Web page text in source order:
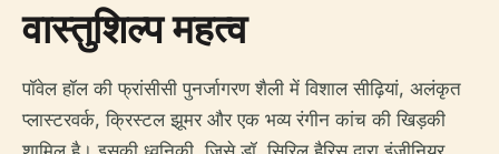
वास्तुशिल्प महत्व
पॉवेल हॉल की फ्रांसीसी पुनर्जागरण शैली में विशाल सीढ़ियां, अलंकृत
प्लास्टरवर्क, क्रिस्टल झूमर और एक भव्य रंगीन कांच की खिड़की